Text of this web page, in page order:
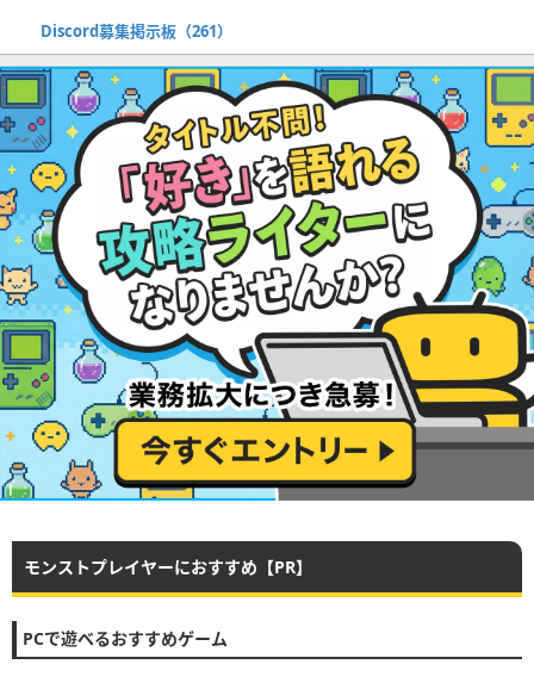
Discord募集掲示板（261）
モンストプレイヤーにおすすめ【PR】
PCで遊べるおすすめゲーム